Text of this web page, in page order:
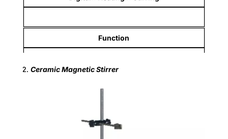
Function
5000
Ceramic Magnetic Stirrer